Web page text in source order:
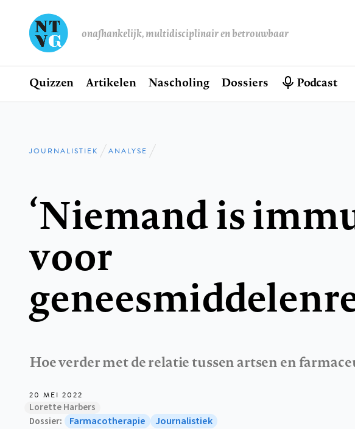
onafhankelijk, multidisciplinair en betrouwbaar
Hoofdnavigatie
Home
Quizzen Artikelen Nascholing Dossiers Podcast
Hoe verder met de relatie tussen artsen en
Kruimelpad
JOURNALISTIEK ANALYSE
‘Niemand is
voor
20 MEI 2022
Lorette Harbers
Dossier
Farmacotherapie Journalistiek